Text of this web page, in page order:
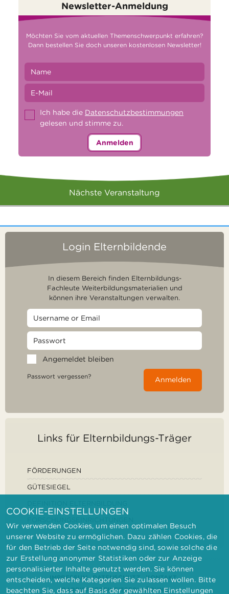
Newsletter-Anmeldung
Möchten Sie vom aktuellen Themenschwerpunkt erfahren?
Dann bestellen Sie doch unseren kostenlosen Newsletter!
Ich habe die Datenschutzbestimmungen
gelesen und stimme zu.
Anmelden
Nächste Veranstaltung
Login Elternbildende
In diesem Bereich finden Elternbildungs-
Fachleute Weiterbildungsmaterialien und
können ihre Veranstaltungen verwalten.
Angemeldet bleiben
Passwort vergessen? Anmelden
Links für Elternbildungs-Träger
FÖRDERUNGEN
GÜTESIEGEL
IMPRESSUM DATENSCHUTZ
KONTAKT
BARRIEREFREIHEITSERKLÄRUNG
COOKIE-EINSTELLUNGEN
Wir verwenden Cookies, um einen optimalen Besuch
unserer Website zu ermöglichen. Dazu zählen Cookies, die
für den Betrieb der Seite notwendig sind, sowie solche die
zur Erstellung anonymer Statistiken oder zur Anzeige
personalisierter Inhalte genutzt werden. Sie können
entscheiden, welche Kategorien Sie zulassen wollen. Bitte
beachten Sie, dass auf Basis der gewählten Einstellungen